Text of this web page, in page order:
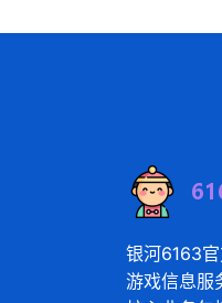
银河6163
游戏信息服